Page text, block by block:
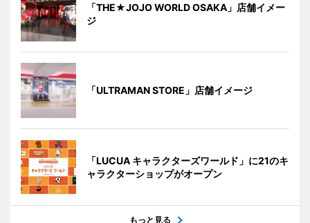
「THE★JOJO WORLD OSAKA」店舗イメー
ジ
「ULTRAMAN STORE」店舗イメージ
「LUCUA キャラクターズワールド」に21のキ
ャラクターショップがオープン
もっと見る